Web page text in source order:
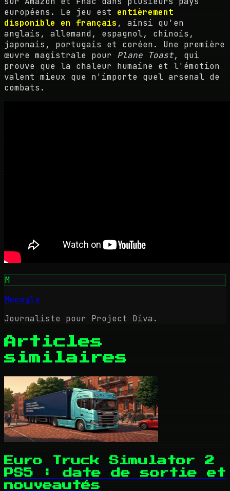
européens. Le jeu est entièrement
disponible en français , ainsi qu'en
anglais, allemand, espagnol, chinois,
japonais, portugais et coréen. Une première
œuvre magistrale pour Plane Toast, qui
prouve que la chaleur humaine et l'émotion
valent mieux que n'importe quel arsenal de
combats.
M
Mooogle
Journaliste pour Project Diva.
Articles
similaires
Euro Truck Simulator 2
PS5 : date de sortie et
nouveautés